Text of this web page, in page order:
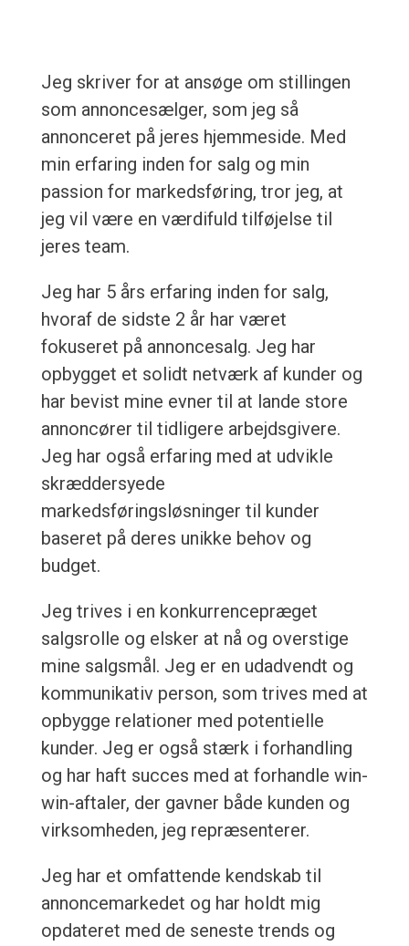
Jeg skriver for at ansøge om stillingen
som annoncesælger, som jeg så
annonceret på jeres hjemmeside. Med
min erfaring inden for salg og min
passion for markedsføring, tror jeg, at
jeg vil være en værdifuld tilføjelse til
jeres team.
Jeg har 5 års erfaring inden for salg,
hvoraf de sidste 2 år har været
fokuseret på annoncesalg. Jeg har
opbygget et solidt netværk af kunder og
har bevist mine evner til at lande store
annoncører til tidligere arbejdsgivere.
Jeg har også erfaring med at udvikle
skræddersyede
markedsføringsløsninger til kunder
baseret på deres unikke behov og
budget.
Jeg trives i en konkurrencepræget
salgsrolle og elsker at nå og overstige
mine salgsmål. Jeg er en udadvendt og
kommunikativ person, som trives med at
opbygge relationer med potentielle
kunder. Jeg er også stærk i forhandling
og har haft succes med at forhandle win-
win-aftaler, der gavner både kunden og
virksomheden, jeg repræsenterer.
Jeg har et omfattende kendskab til
annoncemarkedet og har holdt mig
opdateret med de seneste trends og